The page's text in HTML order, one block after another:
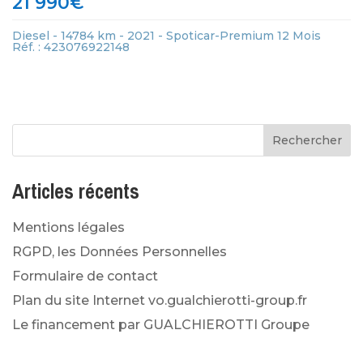
Diesel - 14784 km - 2021 - Spoticar-Premium 12 Mois
Réf. : 423076922148
Articles récents
Mentions légales
RGPD, les Données Personnelles
Formulaire de contact
Plan du site Internet vo.gualchierotti-group.fr
Le financement par GUALCHIEROTTI Groupe